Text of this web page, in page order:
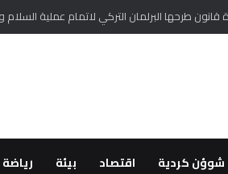
أممي من تغلغل لتنظيم داعش في سوريا وتهديده
شوؤن كردية اقتصاد بيئة رياضة